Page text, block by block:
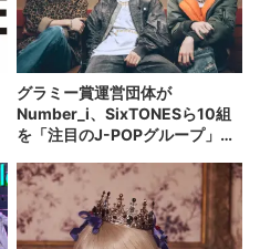
グラミー賞運営団体が
Number_i、SixTONESら10組
を「注目のJ-POPグループ」に